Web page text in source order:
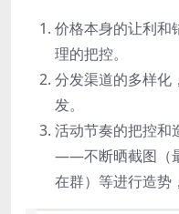
价格本身的让利和
理的把控。
分发渠道的多样化
发。
活动节奏的把控和
——不断晒截图（
在群）等进行造势